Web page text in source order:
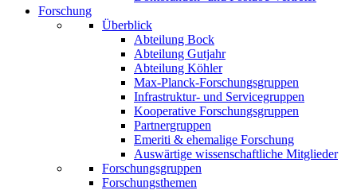
Forschung
Überblick
Abteilung Bock
Abteilung Gutjahr
Abteilung Köhler
Max-Planck-Forschungsgruppen
Infrastruktur- und Servicegruppen
Kooperative Forschungsgruppen
Partnergruppen
Emeriti & ehemalige Forschung
Auswärtige wissenschaftliche Mitglieder
Forschungsgruppen
Forschungsthemen